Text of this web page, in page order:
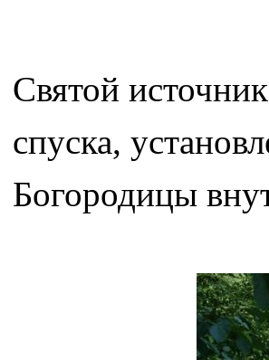
Святой
спуска,
Богородицы